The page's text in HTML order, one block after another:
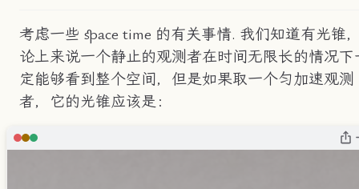
考虑一些 space time 的有关事情. 我们知道有光锥
论上来说一个静止的观测者在时间无限长的情况下
定能够看到整个空间，但是如果取一个匀加速观测
者，它的光锥应该是：